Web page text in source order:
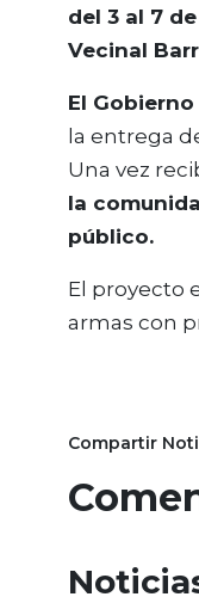
del 3 al 7
Vecinal
El
la entrega
Una vez
la
público.
El proyecto
armas con
Compartir